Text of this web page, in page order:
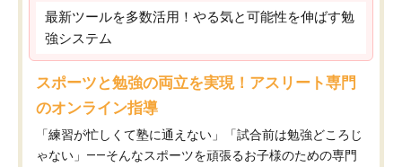
最新ツールを多数活用！やる気と可能性を伸ばす勉
強システム
スポーツと勉強の両立を実現！アスリート専門
のオンライン指導
「練習が忙しくて塾に通えない」「試合前は勉強どころじ
ゃない」——そんなスポーツを頑張るお子様のための専門